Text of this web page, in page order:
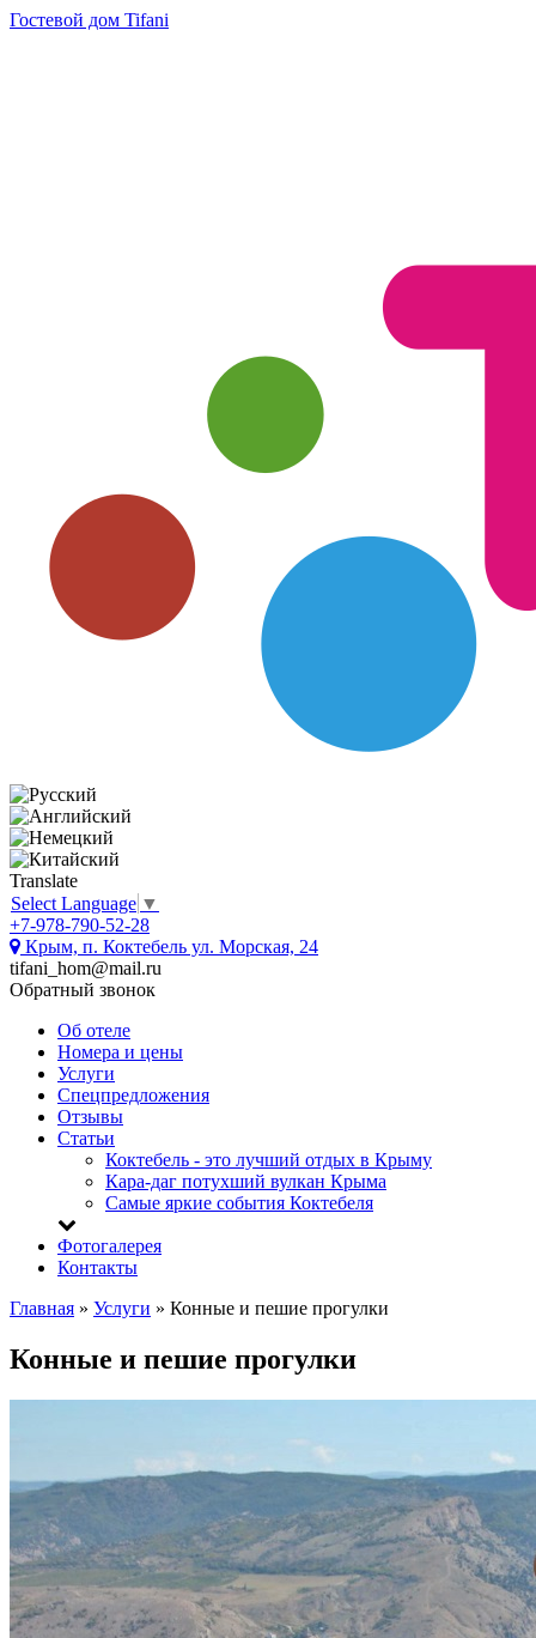
Гостевой дом Tifani
Translate
Select Language ▼
+7-978-790-52-28
Крым, п. Коктебель ул. Морская, 24
tifani_hom@mail.ru
Обратный звонок
Об отеле
Номера и цены
Услуги
Спецпредложения
Отзывы
Статьи
Коктебель - это лучший отдых в Крыму
Кара-даг потухший вулкан Крыма
Самые яркие события Коктебеля
Фотогалерея
Контакты
Главная » Услуги » Конные и пешие прогулки
Конные и пешие прогулки